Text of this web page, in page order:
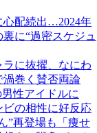
心配続出…2024年
に“過密スケジュ
ラに抜擢、なにわ
渦巻く賛否両論
性アイドルに
の相性に好反応
”再登場も「痩せ